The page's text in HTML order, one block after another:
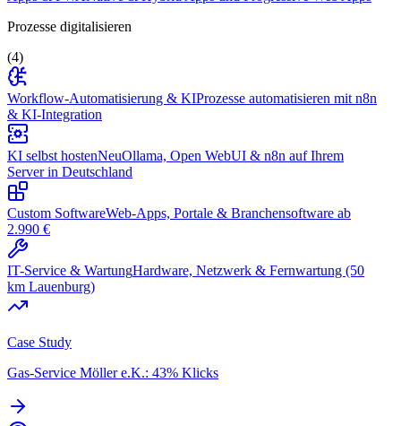
Prozesse digitalisieren
(4)
Workflow-Automatisierung & KIProzesse automatisieren mit n8n
& KI-Integration
KI selbst hostenNeuOllama, Open WebUI & n8n auf Ihrem
Server in Deutschland
Custom SoftwareWeb-Apps, Portale & Branchensoftware ab
2.990 €
IT-Service & WartungHardware, Netzwerk & Fernwartung (50
km Lauenburg)
Case Study
Gas-Service Möller e.K.: 43% Klicks